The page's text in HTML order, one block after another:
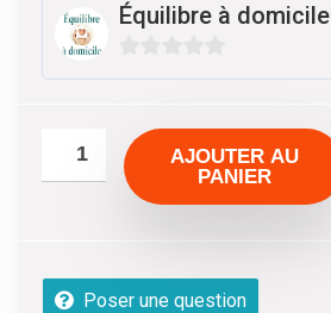
Équilibre à domicile
r
AJOUTER AU
PANIER
Poser une question